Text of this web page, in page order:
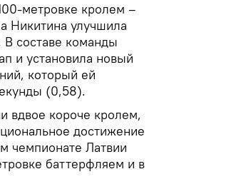
метровке кролем –
Никитина улучшила
составе команды
и установила новый
который ей
(0,58).
вдвое короче кролем,
достижение
чемпионате Латвии
баттерфляем и в